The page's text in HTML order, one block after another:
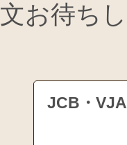
お待ち
JCB・